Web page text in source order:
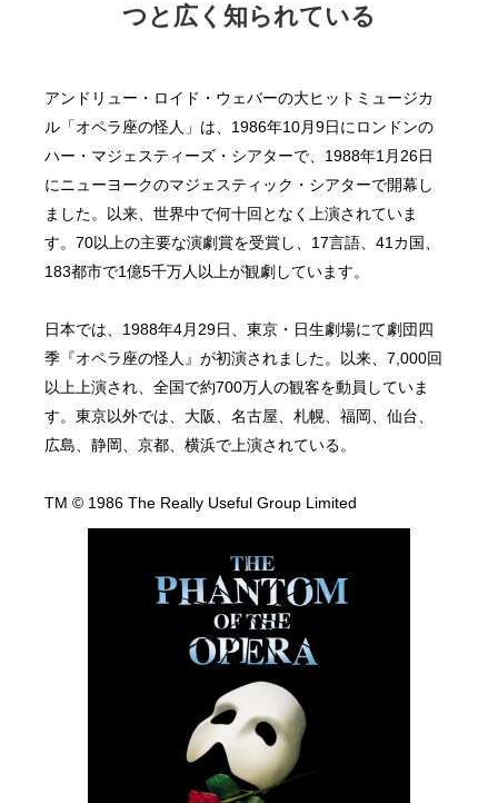
つと広く知られている
アンドリュー・ロイド・ウェバーの大ヒットミュージカ
ル「オペラ座の怪人」は、1986年10月9日にロンドンの
ハー・マジェスティーズ・シアターで、1988年1月26日
にニューヨークのマジェスティック・シアターで開幕し
ました。以来、世界中で何十回となく上演されていま
す。70以上の主要な演劇賞を受賞し、17言語、41カ国、
183都市で1億5千万人以上が観劇しています。
日本では、1988年4月29日、東京・日生劇場にて劇団四
季『オペラ座の怪人』が初演されました。以来、7,000回
以上上演され、全国で約700万人の観客を動員していま
す。東京以外では、大阪、名古屋、札幌、福岡、仙台、
広島、静岡、京都、横浜で上演されている。
TM © 1986 The Really Useful Group Limited